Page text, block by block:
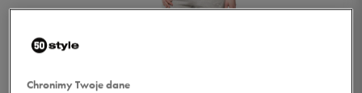
Chronimy Twoje dane